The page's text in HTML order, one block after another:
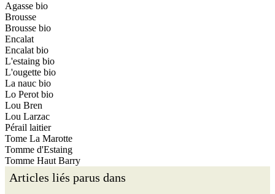
Agasse bio
Brousse
Brousse bio
Encalat
Encalat bio
L'estaing bio
L'ougette bio
La nauc bio
Lo Perot bio
Lou Bren
Lou Larzac
Pérail laitier
Tome La Marotte
Tomme d'Estaing
Tomme Haut Barry
Articles liés parus dans